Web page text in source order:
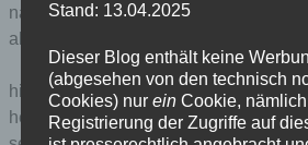
natürlich hat der sichtende kollege
akzeptiert und zurückgesetzt.
hier der screenshot dieses
hervorgehoben die dinge, die sich
Stand: 13.04.2025
Dieser Blog enthält keine
(abgesehen von den technisch
Cookies) nur einCookie,
Registrierung der Zugriffe auf